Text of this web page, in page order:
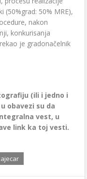
50% MRE),
nakon
konkurisanja
jе gradonačеlnik
(ili i jedno i
u obavezi su da
vest, u
link ka toj vesti.